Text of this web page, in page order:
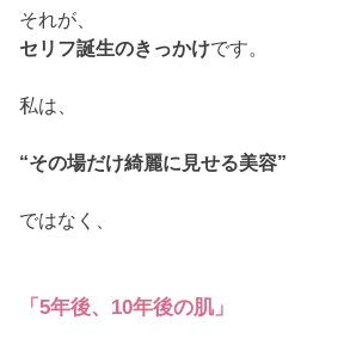
それが、
セリフ誕生のきっかけです。
私は、
“その場だけ綺麗に見せる美容”
ではなく、
「5年後、10年後の肌」